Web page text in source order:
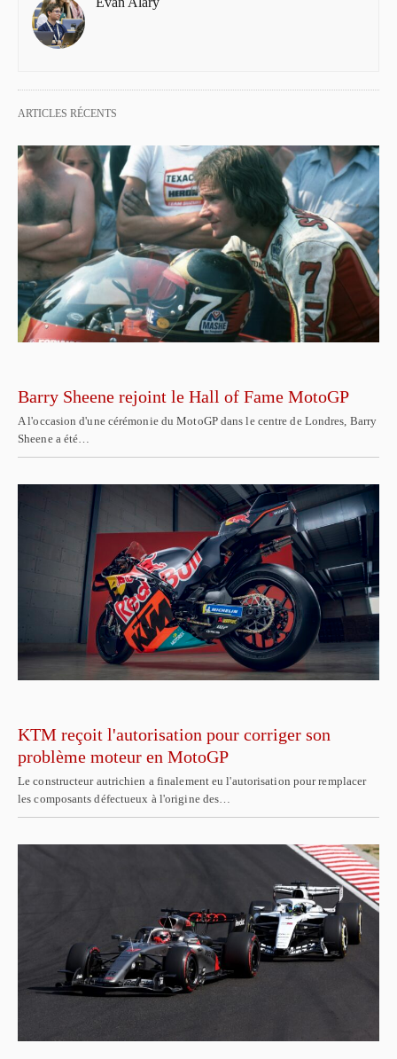
ARTICLES RÉCENTS
Barry Sheene rejoint le Hall of Fame MotoGP
A l'occasion d'une cérémonie du MotoGP dans le centre de Londres, Barry
Sheene a été…
KTM reçoit l'autorisation pour corriger son
problème moteur en MotoGP
Le constructeur autrichien a finalement eu l'autorisation pour remplacer
les composants défectueux à l'origine des…